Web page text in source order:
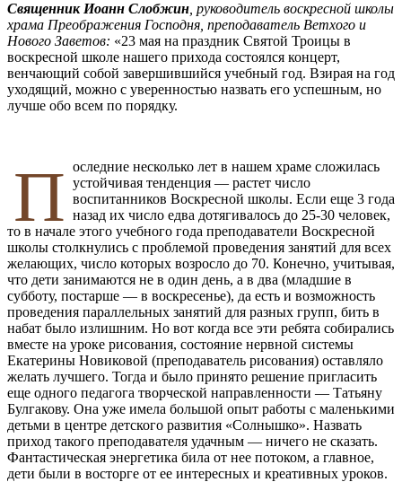
Священник Иоанн Слобжин руководитель воскресной школы
храма Преображения Господня, преподаватель Ветхого и
Нового Заветов: «23 мая на праздник Святой Троицы в
воскресной школе нашего прихода состоялся концерт,
венчающий собой завершившийся учебный год. Взирая на год
уходящий, можно с уверенностью назвать его успешным, но
лучше обо всем по порядку.
П оследние несколько лет в нашем храме сложилась
устойчивая тенденция — растет число
воспитанников Воскресной школы. Если еще 3 года
назад их число едва дотягивалось до 25-30 человек,
то в начале этого учебного года преподаватели Воскресной
школы столкнулись с проблемой проведения занятий для всех
желающих, число которых возросло до 70. Конечно, учитывая,
что дети занимаются не в один день, а в два (младшие в
субботу, постарше — в воскресенье), да есть и возможность
проведения параллельных занятий для разных групп, бить в
набат было излишним. Но вот когда все эти ребята собирались
вместе на уроке рисования, состояние нервной системы
Екатерины Новиковой (преподаватель рисования) оставляло
желать лучшего. Тогда и было принято решение пригласить
еще одного педагога творческой направленности — Татьяну
Булгакову. Она уже имела большой опыт работы с маленькими
детьми в центре детского развития «Солнышко». Назвать
приход такого преподавателя удачным — ничего не сказать.
Фантастическая энергетика била от нее потоком, а главное,
дети были в восторге от ее интересных и креативных уроков.